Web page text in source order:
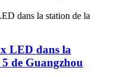
LED dans la
de Guangzhou